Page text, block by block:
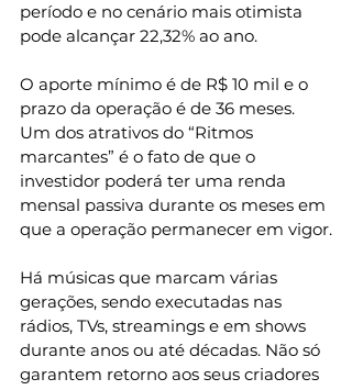
período e no cenário mais otimista
pode alcançar 22,32% ao ano.
O aporte mínimo é de R$ 10 mil e o
prazo da operação é de 36 meses.
Um dos atrativos do “Ritmos
marcantes” é o fato de que o
investidor poderá ter uma renda
mensal passiva durante os meses em
que a operação permanecer em vigor.
Há músicas que marcam várias
gerações, sendo executadas nas
rádios, TVs, streamings e em shows
durante anos ou até décadas. Não só
garantem retorno aos seus criadores